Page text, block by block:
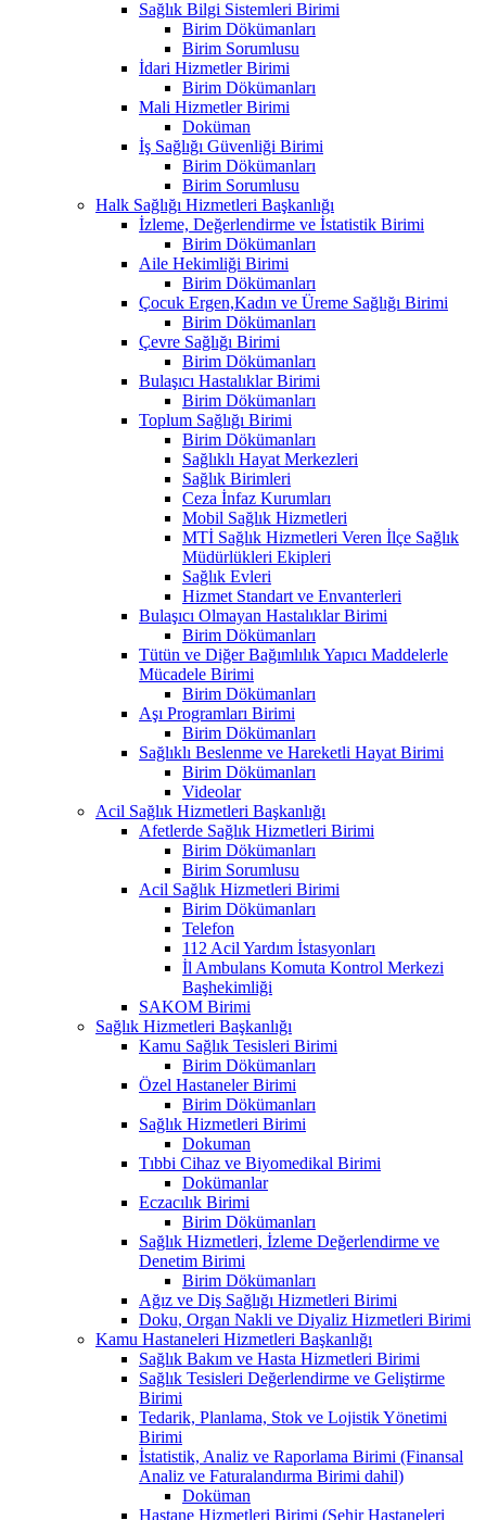
Sağlık Bilgi Sistemleri Birimi
Birim Dökümanları
Birim Sorumlusu
İdari Hizmetler Birimi
Birim Dökümanları
Mali Hizmetler Birimi
Doküman
İş Sağlığı Güvenliği Birimi
Birim Dökümanları
Birim Sorumlusu
Halk Sağlığı Hizmetleri Başkanlığı
İzleme, Değerlendirme ve İstatistik Birimi
Birim Dökümanları
Aile Hekimliği Birimi
Birim Dökümanları
Çocuk Ergen,Kadın ve Üreme Sağlığı Birimi
Birim Dökümanları
Çevre Sağlığı Birimi
Birim Dökümanları
Bulaşıcı Hastalıklar Birimi
Birim Dökümanları
Toplum Sağlığı Birimi
Birim Dökümanları
Sağlıklı Hayat Merkezleri
Sağlık Birimleri
Ceza İnfaz Kurumları
Mobil Sağlık Hizmetleri
MTİ Sağlık Hizmetleri Veren İlçe Sağlık
Müdürlükleri Ekipleri
Sağlık Evleri
Hizmet Standart ve Envanterleri
Bulaşıcı Olmayan Hastalıklar Birimi
Birim Dökümanları
Tütün ve Diğer Bağımlılık Yapıcı Maddelerle
Mücadele Birimi
Birim Dökümanları
Aşı Programları Birimi
Birim Dökümanları
Sağlıklı Beslenme ve Hareketli Hayat Birimi
Birim Dökümanları
Videolar
Acil Sağlık Hizmetleri Başkanlığı
Afetlerde Sağlık Hizmetleri Birimi
Birim Dökümanları
Birim Sorumlusu
Acil Sağlık Hizmetleri Birimi
Birim Dökümanları
Telefon
112 Acil Yardım İstasyonları
İl Ambulans Komuta Kontrol Merkezi
Başhekimliği
SAKOM Birimi
Sağlık Hizmetleri Başkanlığı
Kamu Sağlık Tesisleri Birimi
Birim Dökümanları
Özel Hastaneler Birimi
Birim Dökümanları
Sağlık Hizmetleri Birimi
Dokuman
Tıbbi Cihaz ve Biyomedikal Birimi
Dokümanlar
Eczacılık Birimi
Birim Dökümanları
Sağlık Hizmetleri, İzleme Değerlendirme ve
Denetim Birimi
Birim Dökümanları
Ağız ve Diş Sağlığı Hizmetleri Birimi
Doku, Organ Nakli ve Diyaliz Hizmetleri Birimi
Kamu Hastaneleri Hizmetleri Başkanlığı
Sağlık Bakım ve Hasta Hizmetleri Birimi
Sağlık Tesisleri Değerlendirme ve Geliştirme
Birimi
Tedarik, Planlama, Stok ve Lojistik Yönetimi
Birimi
İstatistik, Analiz ve Raporlama Birimi (Finansal
Analiz ve Faturalandırma Birimi dahil)
Doküman
Hastane Hizmetleri Birimi (Şehir Hastaneleri